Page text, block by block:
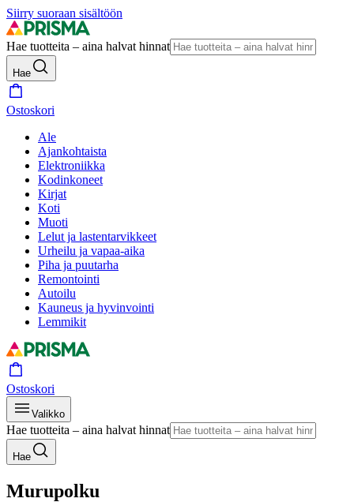
Siirry suoraan sisältöön
Hae tuotteita – aina halvat hinnat
Hae
Ostoskori
Ale
Ajankohtaista
Elektroniikka
Kodinkoneet
Kirjat
Koti
Muoti
Lelut ja lastentarvikkeet
Urheilu ja vapaa-aika
Piha ja puutarha
Remontointi
Autoilu
Kauneus ja hyvinvointi
Lemmikit
Ostoskori
Valikko
Hae tuotteita – aina halvat hinnat
Hae
Murupolku